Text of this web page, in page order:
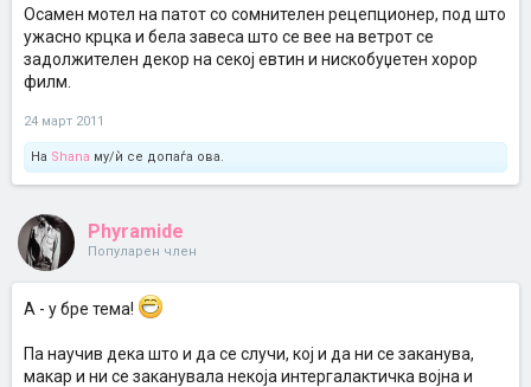
Осамен мотел на патот со сомнителен рецепционер, под што
ужасно крцка и бела завеса што се вее на ветрот се
задолжителен декор на секој евтин и нискобуџетен хорор
филм.
24 март 2011
На Shana му/ѝ се допаѓа ова.
Phyramide
Популарен член
А - у бре тема!
Па научив дека што и да се случи, кој и да ни се заканува,
макар и ни се заканувала некоја интергалактичка војна и